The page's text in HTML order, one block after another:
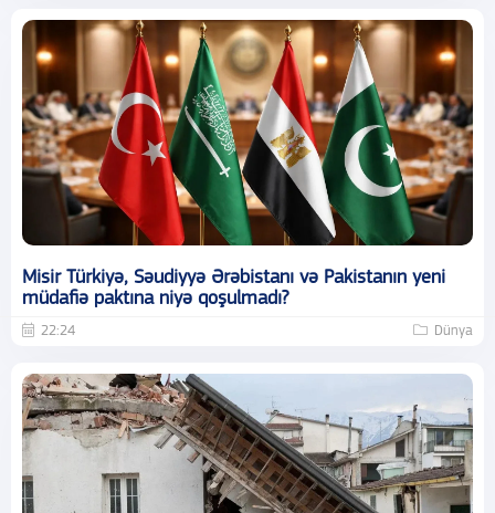
Misir Türkiyə, Səudiyyə Ərəbistanı və Pakistanın yeni
müdafiə paktına niyə qoşulmadı?
22:24 Dünya